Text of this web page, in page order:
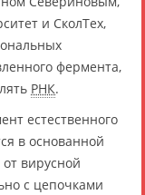
и СколТех,
фермента,
РНК.
естественного
в основанной
вирусной
с цепочками